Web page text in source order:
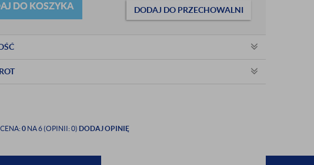
DO KOSZYKA DODAJ DO PRZECHOWALNI
0 NA 6 (OPINII: 0) DODAJ OPINIĘ